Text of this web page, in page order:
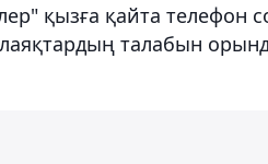
қызға қайта телефон
талабын